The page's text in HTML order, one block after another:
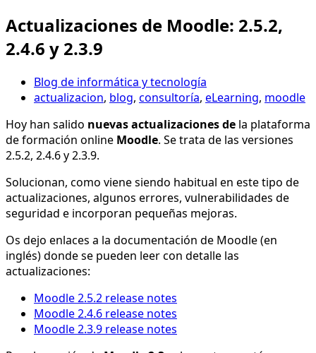
Actualizaciones de Moodle: 2.5.2,
2.4.6 y 2.3.9
Blog de informática y tecnología
actualizacion, blog, consultoría, eLearning, moodle
Hoy han salido nuevas actualizaciones de la plataforma
de formación online Moodle. Se trata de las versiones
2.5.2, 2.4.6 y 2.3.9.
Solucionan, como viene siendo habitual en este tipo de
actualizaciones, algunos errores, vulnerabilidades de
seguridad e incorporan pequeñas mejoras.
Os dejo enlaces a la documentación de Moodle (en
inglés) donde se pueden leer con detalle las
actualizaciones:
Moodle 2.5.2 release notes
Moodle 2.4.6 release notes
Moodle 2.3.9 release notes